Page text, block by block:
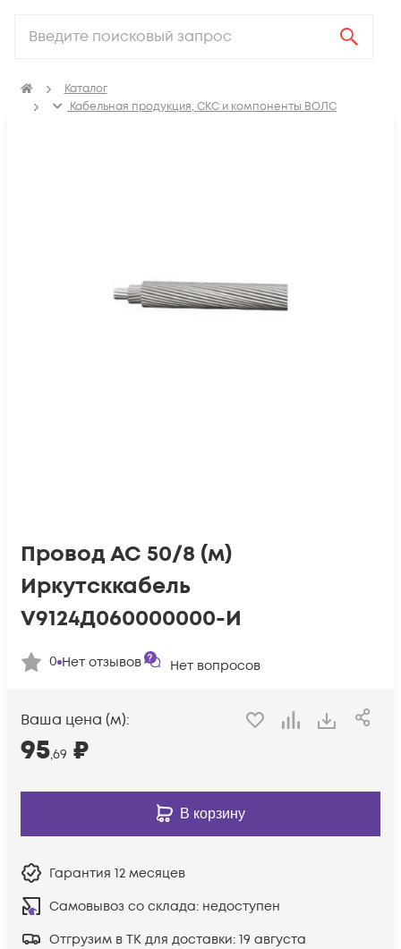
Каталог
Кабельная продукция, СКС и компоненты ВОЛС
Провод АС 50/8 (м)
Иркутсккабель
V9124Д060000000-И
0 Нет отзывов Нет вопросов
Ваша цена (м):
95,69 ₽
В корзину
Гарантия 12 месяцев
Самовывоз со склада: недоступен
Отгрузим в ТК для доставки: 19 августа